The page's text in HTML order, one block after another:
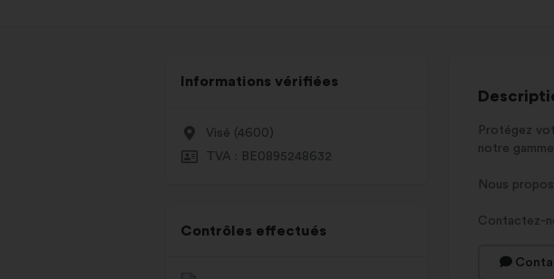
Informations vérifiées
Visé (4600)
TVA : BE0895248632
Contrôles effectués
Protégez
notre
Nous
Contactez-